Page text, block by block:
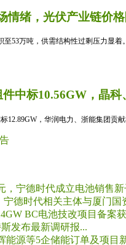
情绪，光伏产业链价格
至53万吨，供需结构性过剩压力显
件中标10.56GW，晶科
12.89GW，华润电力、浙能集团贡
，宁德时代成立电池销售新
宁德时代相关主体与厦门国
BC电池技改项目备案
发布最新调研报...
能源等5企储能订单及项目